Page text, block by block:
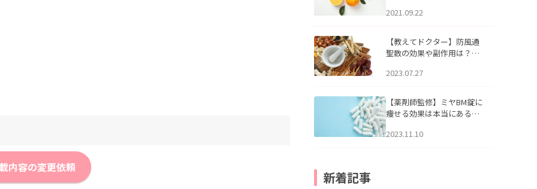
内容の変更依頼
2021.09.22
【教えてドクター】防風通
聖散の効果や副作用は？長
2023.07.27
【薬剤師監修】ミヤBM錠に
痩せる効果は本当にある
2023.11.10
新着記事